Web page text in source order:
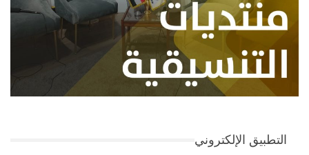
التطبيق الإلكتروني